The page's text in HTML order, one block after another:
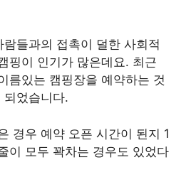
들과의 접촉이 덜한 사회적
핑이 인기가 많은데요. 최근
름있는 캠핑장을 예약하는 것
되었습니다.
경우 예약 오픈 시간이 된지 1
이 모두 꽉차는 경우도 있었다